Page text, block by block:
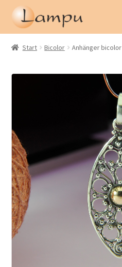
Zur
Navigation
springen
Zum
Inhalt
springen
Home
Schmuck
Kontakt
Start Bicolor Anhänger bicolor